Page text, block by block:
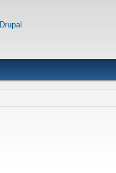
Drupal